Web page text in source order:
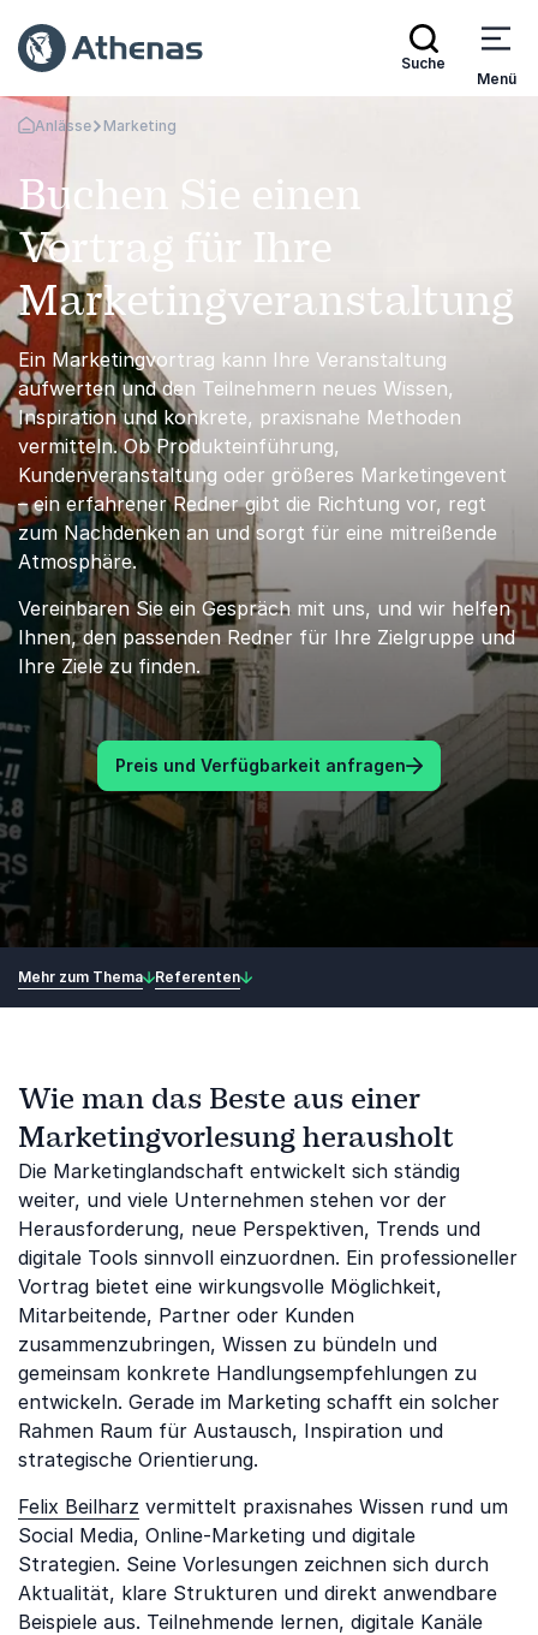
Suche
Menü
Zurück zur Startseite
Anlässe Marketing
Buchen Sie einen
Vortrag für Ihre
Marketingveranstaltung
Ein Marketingvortrag kann Ihre Veranstaltung
aufwerten und den Teilnehmern neues Wissen,
Inspiration und konkrete, praxisnahe Methoden
vermitteln. Ob Produkteinführung,
Kundenveranstaltung oder größeres Marketingevent
– ​​ein erfahrener Redner gibt die Richtung vor, regt
zum Nachdenken an und sorgt für eine mitreißende
Atmosphäre.
Vereinbaren Sie ein Gespräch mit uns, und wir helfen
Ihnen, den passenden Redner für Ihre Zielgruppe und
Ihre Ziele zu finden.
Preis und Verfügbarkeit anfragen
Mehr zum Thema Referenten
Wie man das Beste aus einer
Marketingvorlesung herausholt
Die Marketinglandschaft entwickelt sich ständig
weiter, und viele Unternehmen stehen vor der
Herausforderung, neue Perspektiven, Trends und
digitale Tools sinnvoll einzuordnen. Ein professioneller
Vortrag bietet eine wirkungsvolle Möglichkeit,
Mitarbeitende, Partner oder Kunden
zusammenzubringen, Wissen zu bündeln und
gemeinsam konkrete Handlungsempfehlungen zu
entwickeln. Gerade im Marketing schafft ein solcher
Rahmen Raum für Austausch, Inspiration und
strategische Orientierung.
Felix Beilharz vermittelt praxisnahes Wissen rund um
Social Media, Online-Marketing und digitale
Strategien. Seine Vorlesungen zeichnen sich durch
Aktualität, klare Strukturen und direkt anwendbare
Beispiele aus. Teilnehmende lernen, digitale Kanäle